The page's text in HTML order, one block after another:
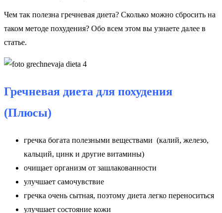
Чем так полезна гречневая диета? Сколько можно сбросить на
таком методе похудения? Обо всем этом вы узнаете далее в
статье.
Гречневая диета для похудения
(Плюсы)
гречка богата полезными веществами (калий, железо,
кальций, цинк и другие витамины)
очищает организм от зашлакованности
улучшает самочувствие
гречка очень сытная, поэтому диета легко переноситься
улучшает состояние кожи